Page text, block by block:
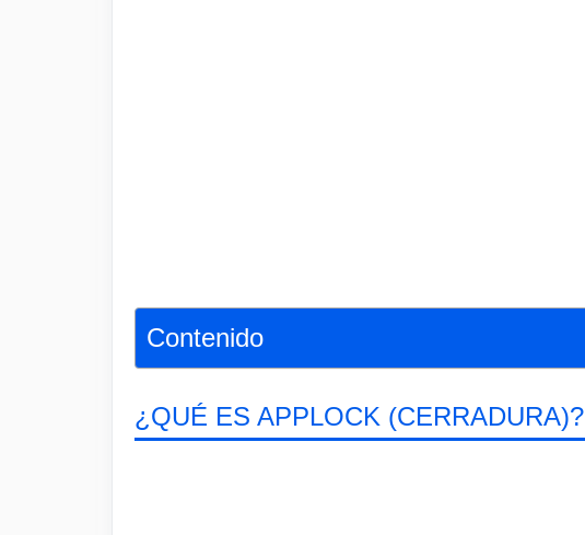
Contenido
¿QUÉ ES APPLOCK (CERRADURA)?